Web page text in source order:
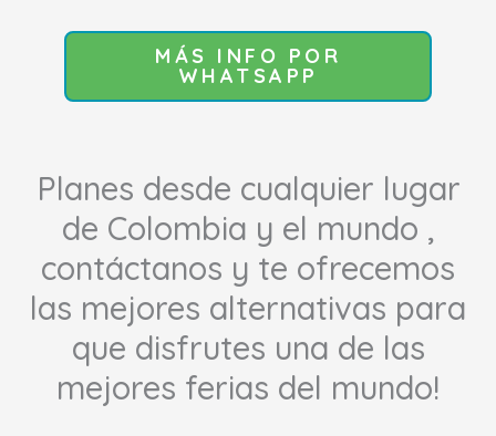
MÁS INFO POR
WHATSAPP
Planes desde cualquier lugar
de Colombia y el mundo ,
contáctanos y te ofrecemos
las mejores alternativas para
que disfrutes una de las
mejores ferias del mundo!